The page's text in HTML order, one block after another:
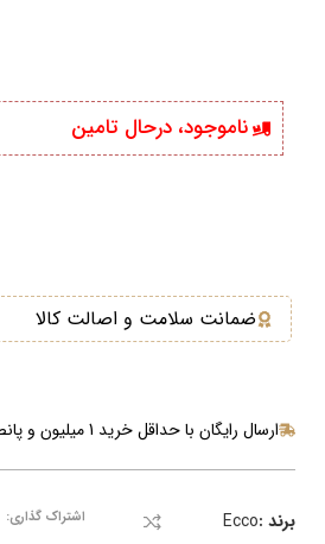
ناموجود، درحال تامین
ضمانت سلامت و اصالت کالا
ارسال رایگان با حداقل خرید 1 میلیون و پانصد تومان
برند :Ecco اشتراک گذاری: